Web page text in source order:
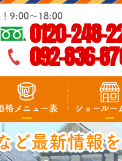
！9:00～18:00
0120-248-
092-836-
格メニュー表 ショールー
ど最新情報